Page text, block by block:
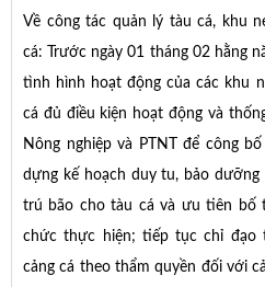
Về công tác quản lý tàu cá, khu
cá: Trước ngày 01 tháng 02 hằng
tình hình hoạt động của các khu
cá đủ điều kiện hoạt động và
Nông nghiệp và PTNT để công
dựng kế hoạch duy tu, bảo
trú bão cho tàu cá và ưu tiên bố
chức thực hiện; tiếp tục chỉ đạo
cảng cá theo thẩm quyền đối với